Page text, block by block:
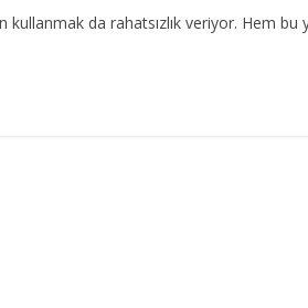
kullanmak da rahatsızlık veriyor. Hem bu